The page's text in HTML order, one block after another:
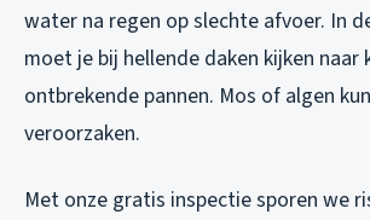
water na regen op slechte afvoer. In
moet je bij hellende daken kijken
ontbrekende pannen. Mos of algen
veroorzaken.
Met onze gratis inspectie sporen we